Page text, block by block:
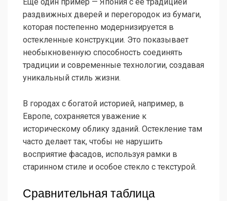
раздвижных дверей и перегородок из бумаги,
которая постепенно модернизируется в
остекленные конструкции. Это показывает
необыкновенную способность соединять
традиции и современные технологии, создавая
уникальный стиль жизни.
В городах с богатой историей, например, в
Европе, сохраняется уважение к
историческому облику зданий. Остекление там
часто делает так, чтобы не нарушить
восприятие фасадов, используя рамки в
старинном стиле и особое стекло с текстурой.
Сравнительная таблица